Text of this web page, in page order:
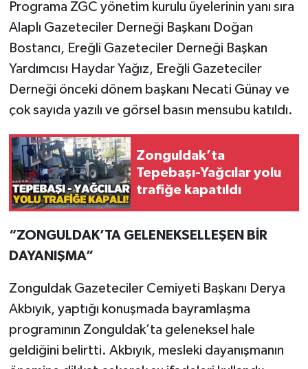
Programa ZGC yönetim kurulu üyelerinin yanı sıra
Alaplı Gazeteciler Derneği Başkanı Doğan
Bostancı, Ereğli Gazeteciler Derneği Başkan
Yardımcısı Haydar Yağız, Ereğli Gazeteciler
Derneği önceki dönem başkanı Necati Günay ve
çok sayıda yazılı ve görsel basın mensubu katıldı.
Zonguldak’ta
Tepebaşı-Yağcılar yolu
trafiğe kapatıldı
“ZONGULDAK’TA GELENEKSELLEŞEN BİR
DAYANIŞMA”
Zonguldak Gazeteciler Cemiyeti Başkanı Derya
Akbıyık, yaptığı konuşmada bayramlaşma
programının Zonguldak’ta geleneksel hale
geldiğini belirtti. Akbıyık, mesleki dayanışmanın
Röportaj
Sağlık
Spor
Ulusal
Yaşam